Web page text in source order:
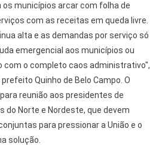
municípios arcar com folha de
com as receitas em queda livre.
alta e as demandas por serviço só
emergencial aos municípios ou
com o completo caos administrativo",
Quinho de Belo Campo. O
reunião aos presidentes de
Norte e Nordeste, que devem
para pressionar a União e o
solução.